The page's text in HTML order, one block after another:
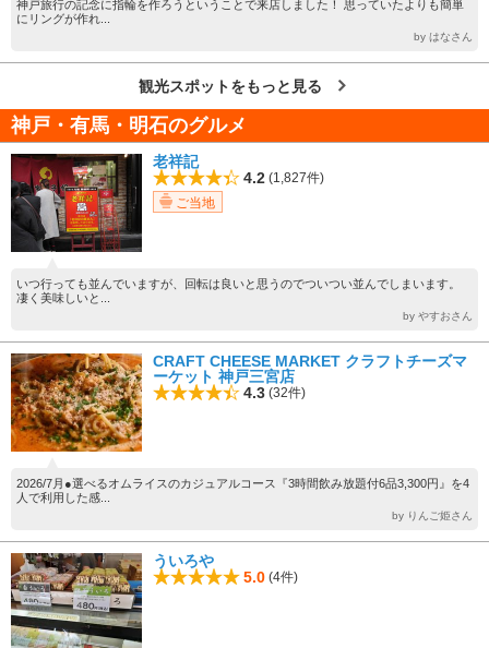
神戸旅行の記念に指輪を作ろうということで来店しました！ 思っていたよりも簡単
にリングが作れ...
by はなさん
観光スポットをもっと見る
神戸・有馬・明石のグルメ
老祥記
4.2 (1,827件)
ご当地
いつ行っても並んでいますが、回転は良いと思うのでついつい並んでしまいます。
凄く美味しいと...
by やすおさん
CRAFT CHEESE MARKET クラフトチーズマ
ーケット 神戸三宮店
4.3 (32件)
2026/7月●選べるオムライスのカジュアルコース『3時間飲み放題付6品3,300円』を4
人で利用した感...
by りんご姫さん
ういろや
5.0 (4件)